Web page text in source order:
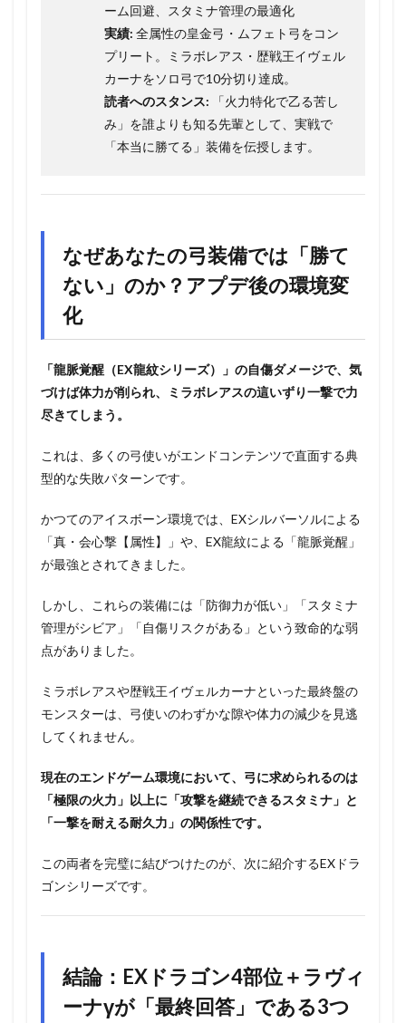
ーム回避、スタミナ管理の最適化
実績: 全属性の皇金弓・ムフェト弓をコン
プリート。ミラボレアス・歴戦王イヴェル
カーナをソロ弓で10分切り達成。
読者へのスタンス: 「火力特化で乙る苦し
み」を誰よりも知る先輩として、実戦で
「本当に勝てる」装備を伝授します。
なぜあなたの弓装備では「勝て
ない」のか？アプデ後の環境変
化
「龍脈覚醒（EX龍紋シリーズ）」の自傷ダメージで、気
づけば体力が削られ、ミラボレアスの這いずり一撃で力
尽きてしまう。
これは、多くの弓使いがエンドコンテンツで直面する典
型的な失敗パターンです。
かつてのアイスボーン環境では、EXシルバーソルによる
「真・会心撃【属性】」や、EX龍紋による「龍脈覚醒」
が最強とされてきました。
しかし、これらの装備には「防御力が低い」「スタミナ
管理がシビア」「自傷リスクがある」という致命的な弱
点がありました。
ミラボレアスや歴戦王イヴェルカーナといった最終盤の
モンスターは、弓使いのわずかな隙や体力の減少を見逃
してくれません。
現在のエンドゲーム環境において、弓に求められるのは
「極限の火力」以上に「攻撃を継続できるスタミナ」と
「一撃を耐える耐久力」の関係性です。
この両者を完璧に結びつけたのが、次に紹介するEXドラ
ゴンシリーズです。
結論：EXドラゴン4部位＋ラヴィ
ーナγが「最終回答」である3つ